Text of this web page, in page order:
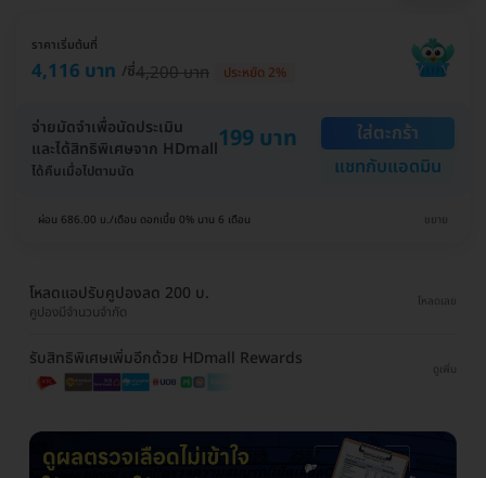
ราคาเริ่มต้นที่
4,116 บาท /ซี่4,200 บาท ประหยัด 2%
จ่ายมัดจำเพื่อนัดประเมิน
และได้สิทธิพิเศษจาก HDmall199 บาท
ได้คืนเมื่อไปตามนัด
ใส่ตะกร้า
แชทกับแอดมิน
ผ่อน 686.00 บ./เดือน ดอกเบี้ย 0% นาน 6 เดือน ขยาย
โหลดแอปรับคูปองลด 200 บ.
คูปองมีจำนวนจำกัด
โหลดเลย
รับสิทธิพิเศษเพิ่มอีกด้วย HDmall Rewards
ดูเพิ่ม